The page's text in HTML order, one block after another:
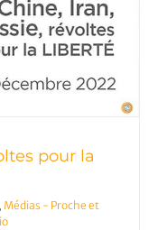
pour la
, Médias - Proche et